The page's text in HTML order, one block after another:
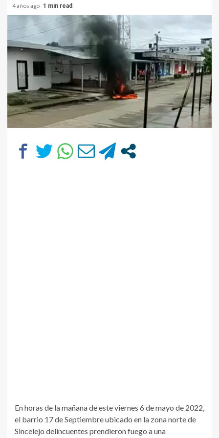
4 años ago 1 min read
En horas de la mañana de este viernes 6 de mayo de 2022,
el barrio 17 de Septiembre ubicado en la zona norte de
Sincelejo delincuentes prendieron fuego a una